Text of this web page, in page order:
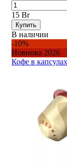
15 Br
Купить
В наличии
-10%
Новинка 2026
Кофе в